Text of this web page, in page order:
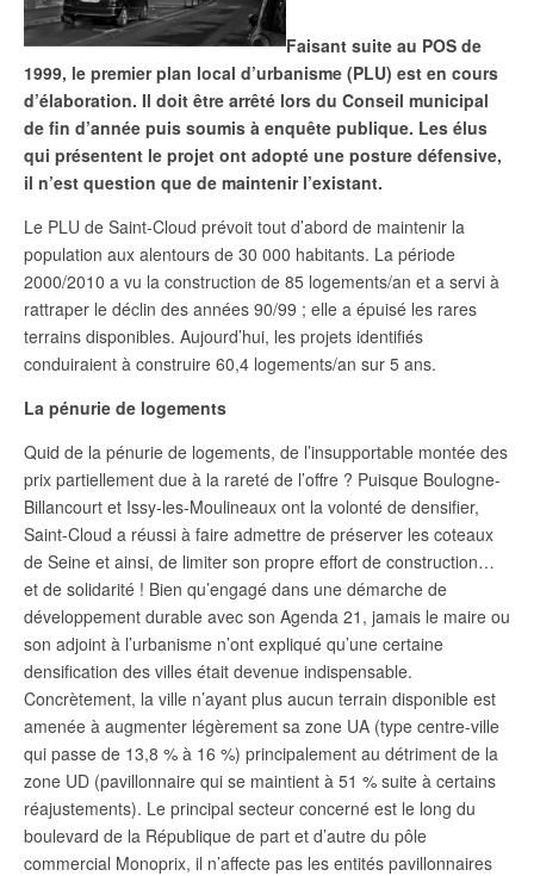
Faisant suite au POS de
1999, le premier plan local d’urbanisme (PLU) est en cours
d’élaboration. Il doit être arrêté lors du Conseil municipal
de fin d’année puis soumis à enquête publique. Les élus
qui présentent le projet ont adopté une posture défensive,
il n’est question que de maintenir l’existant.
Le PLU de Saint-Cloud prévoit tout d’abord de maintenir la
population aux alentours de 30 000 habitants. La période
2000/2010 a vu la construction de 85 logements/an et a servi à
rattraper le déclin des années 90/99 ; elle a épuisé les rares
terrains disponibles. Aujourd’hui, les projets identifiés
conduiraient à construire 60,4 logements/an sur 5 ans.
La pénurie de logements
Quid de la pénurie de logements, de l’insupportable montée des
prix partiellement due à la rareté de l’offre ? Puisque Boulogne-
Billancourt et Issy-les-Moulineaux ont la volonté de densifier,
Saint-Cloud a réussi à faire admettre de préserver les coteaux
de Seine et ainsi, de limiter son propre effort de construction…
et de solidarité ! Bien qu’engagé dans une démarche de
développement durable avec son Agenda 21, jamais le maire ou
son adjoint à l’urbanisme n’ont expliqué qu’une certaine
densification des villes était devenue indispensable.
Concrètement, la ville n’ayant plus aucun terrain disponible est
amenée à augmenter légèrement sa zone UA (type centre-ville
qui passe de 13,8 % à 16 %) principalement au détriment de la
zone UD (pavillonnaire qui se maintient à 51 % suite à certains
réajustements). Le principal secteur concerné est le long du
boulevard de la République de part et d’autre du pôle
commercial Monoprix, il n’affecte pas les entités pavillonnaires